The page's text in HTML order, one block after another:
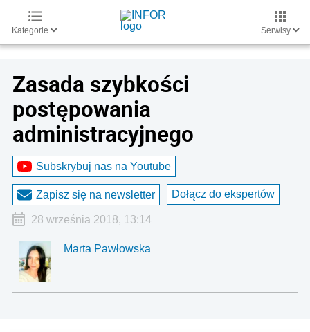
Kategorie Serwisy
Zasada szybkości
postępowania
administracyjnego
Subskrybuj nas na Youtube
Zapisz się na newsletter Dołącz do ekspertów
28 września 2018, 13:14
Marta Pawłowska